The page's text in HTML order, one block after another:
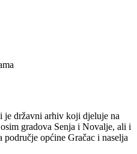
je državni arhiv koji djeluje na
gradova Senja i Novalje, ali i
općine Gračac i naselja